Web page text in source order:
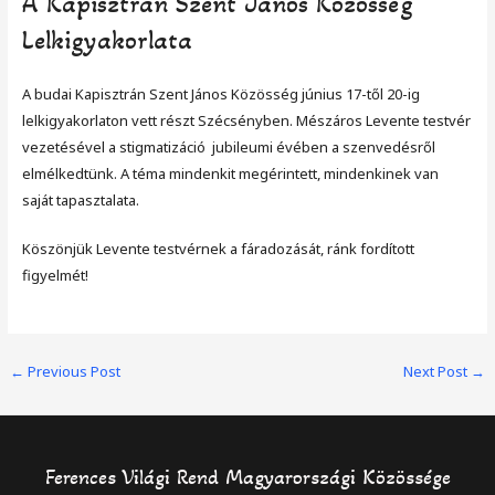
Lelkigyakorlata
A budai Kapisztrán Szent János Közösség június 17-től 20-ig
lelkigyakorlaton vett részt Szécsényben. Mészáros Levente testvér
vezetésével a stigmatizáció jubileumi évében a szenvedésről
elmélkedtünk. A téma mindenkit megérintett, mindenkinek van
saját tapasztalata.
Köszönjük Levente testvérnek a fáradozását, ránk fordított
figyelmét!
Post
← Previous Post Next Post →
Ferences Világi Rend Magyarországi Közössége